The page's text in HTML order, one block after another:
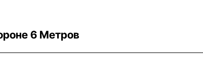
6 Метров